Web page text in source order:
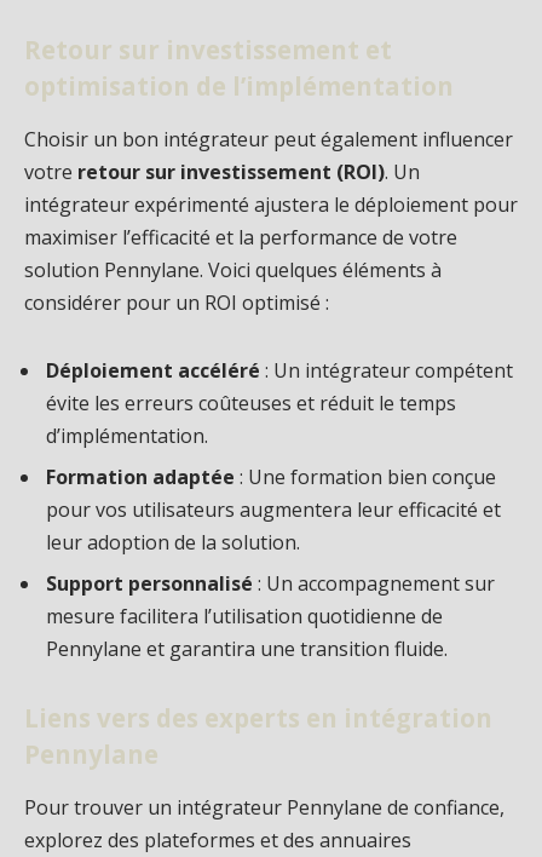
Retour sur investissement et
optimisation de l’implémentation
Choisir un bon intégrateur peut également influencer
votre retour sur investissement (ROI). Un
intégrateur expérimenté ajustera le déploiement pour
maximiser l’efficacité et la performance de votre
solution Pennylane. Voici quelques éléments à
considérer pour un ROI optimisé :
Déploiement accéléré : Un intégrateur compétent
évite les erreurs coûteuses et réduit le temps
d’implémentation.
Formation adaptée : Une formation bien conçue
pour vos utilisateurs augmentera leur efficacité et
leur adoption de la solution.
Support personnalisé : Un accompagnement sur
mesure facilitera l’utilisation quotidienne de
Pennylane et garantira une transition fluide.
Liens vers des experts en intégration
Pennylane
Pour trouver un intégrateur Pennylane de confiance,
explorez des plateformes et des annuaires